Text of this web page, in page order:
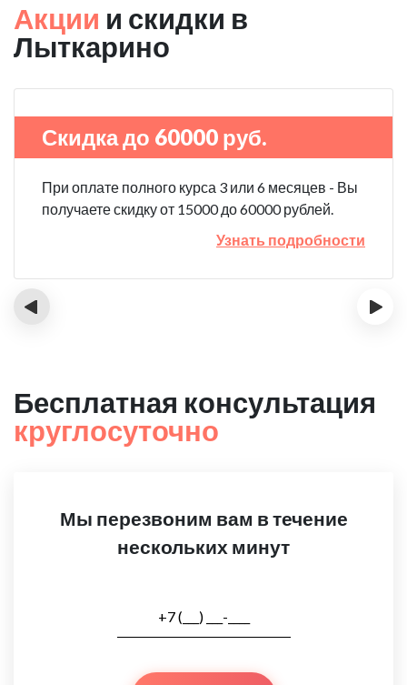
Акции и скидки в
Лыткарино
Скидка до 60000 руб.
При оплате полного курса 3 или 6 месяцев - Вы
получаете скидку от 15000 до 60000 рублей.
Узнать подробности
‹ ›
Бесплатная консультация
круглосуточно
Мы перезвоним вам в течение
нескольких минут